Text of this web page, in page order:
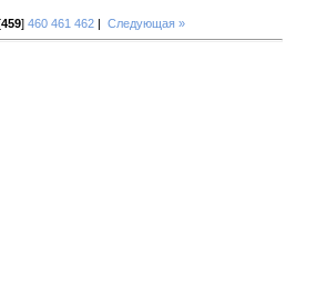
459] 460 461 462 | Следующая »